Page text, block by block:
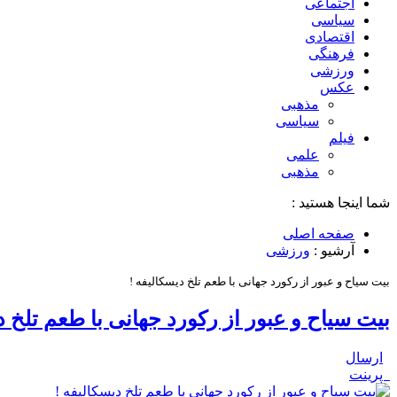
اجتماعی
سیاسی
اقتصادی
فرهنگی
ورزشی
عکس
مذهبی
سیاسی
فیلم
علمی
مذهبی
شما اینجا هستید :
صفحه اصلی
آرشیو : ورزشی
بیت سیاح و عبور از رکورد جهانی با طعم تلخ دیسکالیفه !
بیت سیاح و عبور از رکورد جهانی با طعم تلخ
ارسال
پرینت